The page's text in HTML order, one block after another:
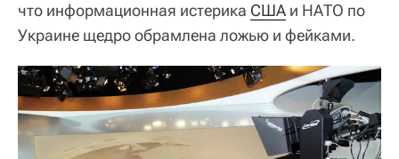
что информационная истерика США и НАТО по
Украине щедро обрамлена ложью и фейками.